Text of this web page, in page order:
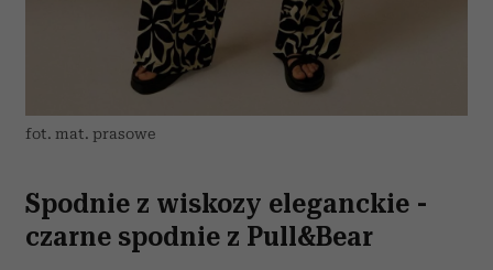
fot. mat. prasowe
Spodnie z wiskozy eleganckie -
czarne spodnie z Pull&Bear